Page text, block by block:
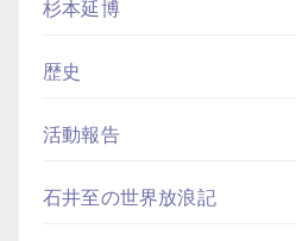
杉本延博
歴史
活動報告
石井至の世界放浪記